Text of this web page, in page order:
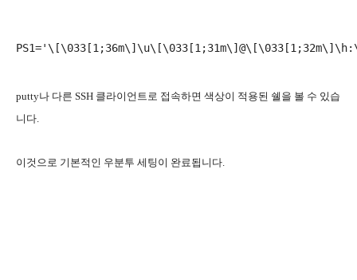
putty나 다른 SSH 클라이언트로 접속하면 색상이 적용된 쉘을 볼 수 있습
니다.
이것으로 기본적인 우분투 세팅이 완료됩니다.